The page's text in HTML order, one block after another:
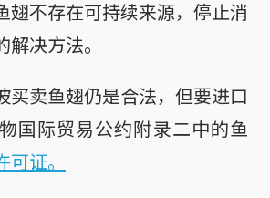
翅不存在可持续来源，停止消
决方法。
买卖鱼翅仍是合法，但要进口
国际贸易公约附录二中的鱼
证。